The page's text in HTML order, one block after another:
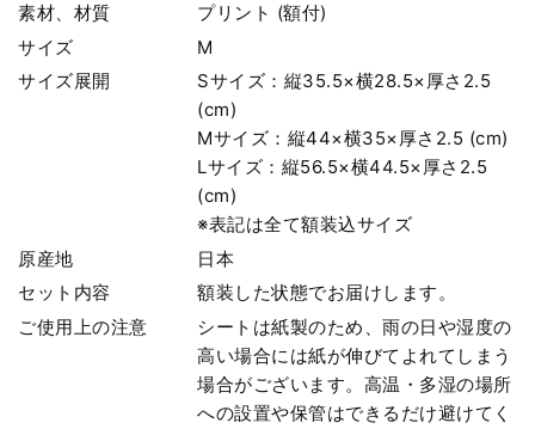
素材、材質
プリント (額付)
サイズ
M
サイズ展開
Sサイズ：縦35.5×横28.5×厚さ2.5
(cm)
Mサイズ：縦44×横35×厚さ2.5 (cm)
Lサイズ：縦56.5×横44.5×厚さ2.5
(cm)
※表記は全て額装込サイズ
原産地
日本
セット内容
額装した状態でお届けします。
ご使用上の注意
シートは紙製のため、雨の日や湿度の
高い場合には紙が伸びてよれてしまう
場合がございます。高温・多湿の場所
への設置や保管はできるだけ避けてく